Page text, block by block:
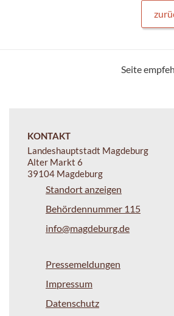
Seite
KONTAKT
Landeshauptstadt Magdeburg
Alter Markt 6
39104 Magdeburg
Standort anzeigen
Behördennummer 115
info@magdeburg.de
Pressemeldungen
Impressum
Datenschutz